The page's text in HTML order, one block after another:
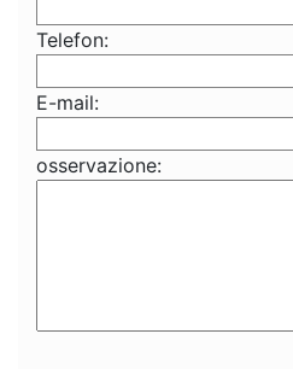
Telefon:
E-mail:
osservazione: